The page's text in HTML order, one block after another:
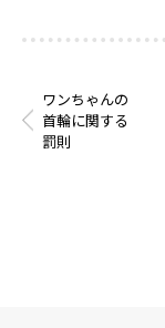
ワンちゃんの
首輪に関する
罰則